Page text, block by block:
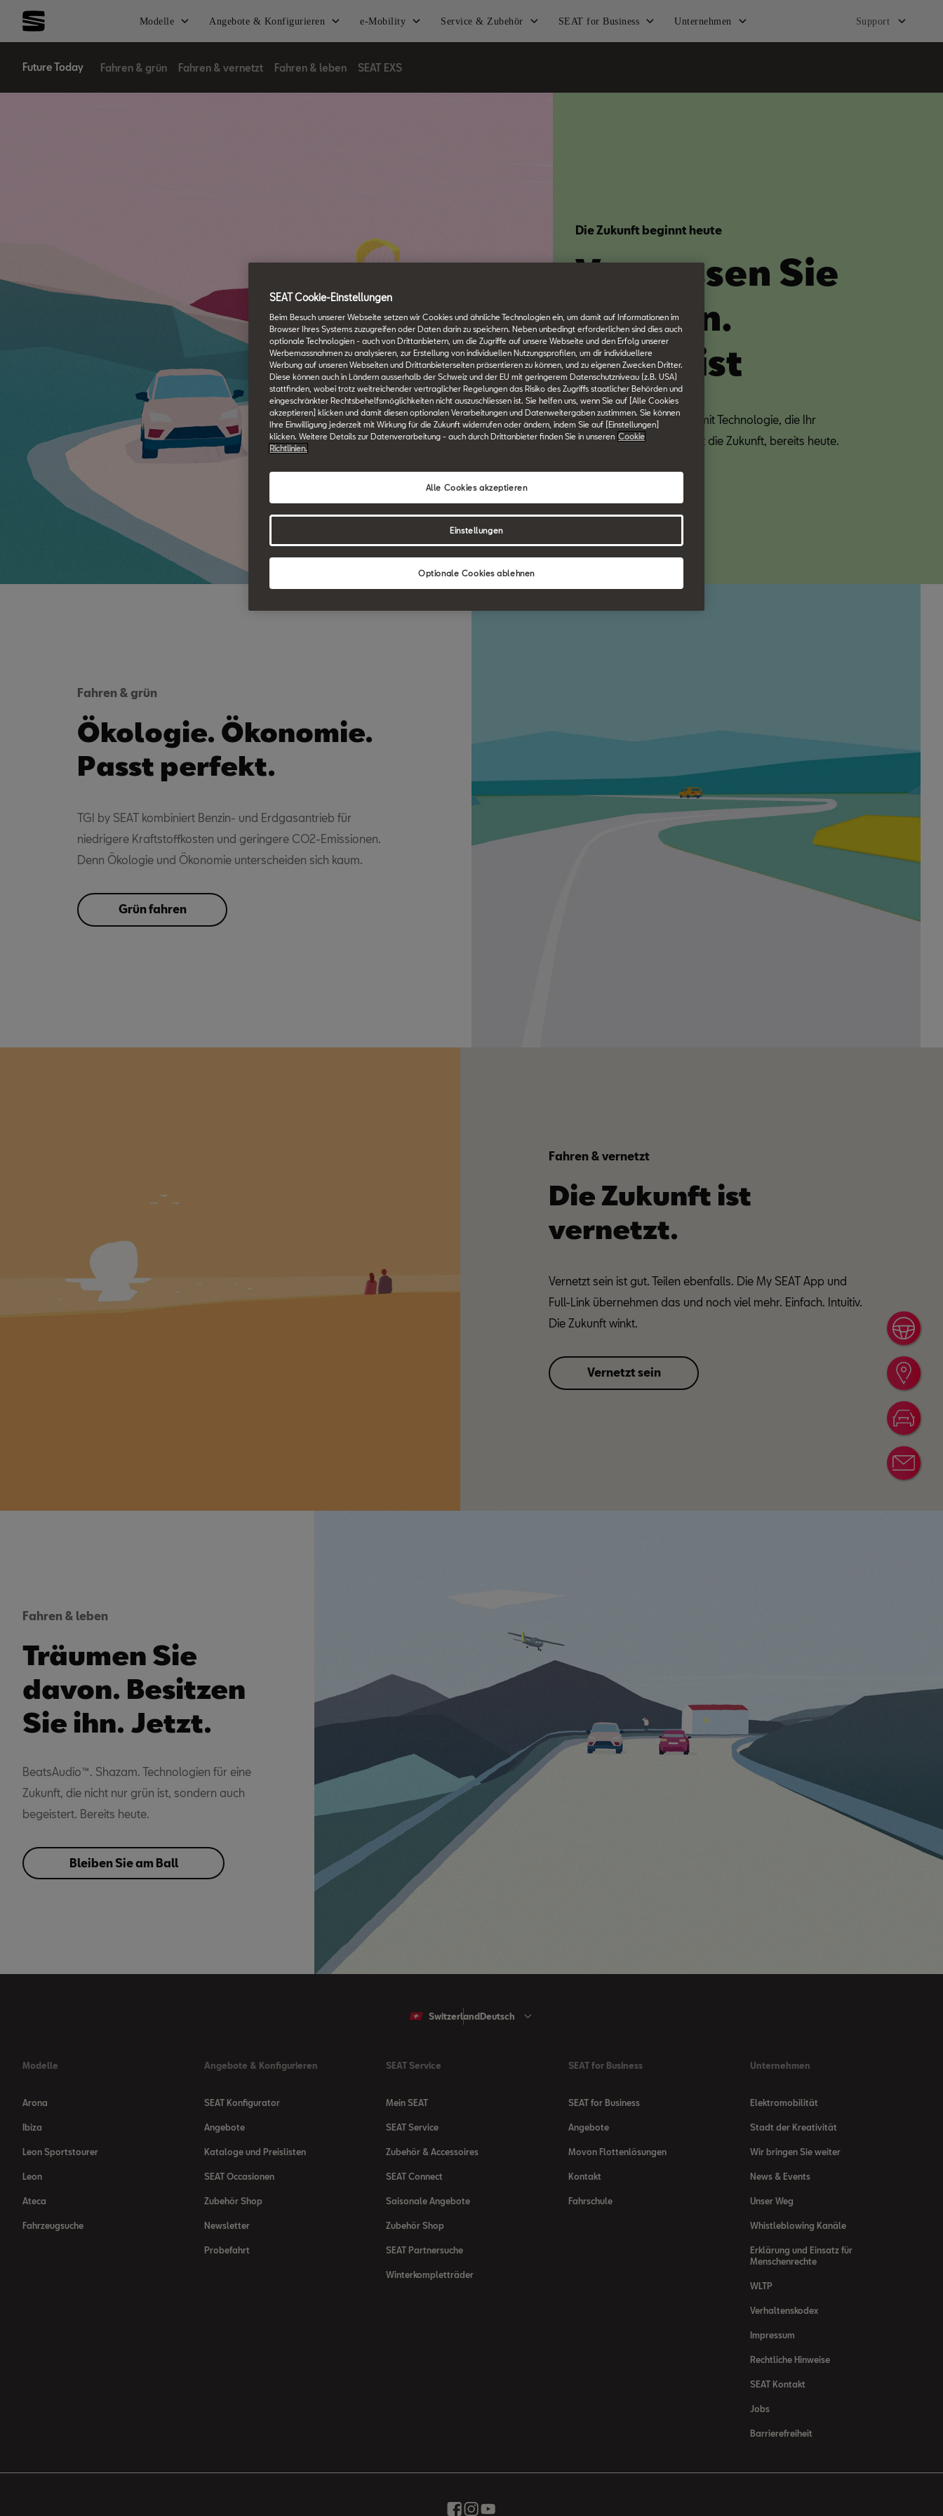
Modelle Angebote & Konfigurieren e-Mobility Service & Zubehör SEAT for Business Unternehmen Support
Future Today Fahren & grün Fahren & vernetzt Fahren & leben SEAT EXS
Die Zukunft beginnt heute
Vergessen Sie
morgen.
Heute ist
heute.
Wahrer Wandel beginnt mit Technologie, die Ihr
Leben verbessert. Das ist die Zukunft, bereits heute.
Fahren & grün
Ökologie. Ökonomie.
Passt perfekt.
TGI by SEAT kombiniert Benzin- und Erdgasantrieb für
niedrigere Kraftstoffkosten und geringere CO2-Emissionen.
Denn Ökologie und Ökonomie unterscheiden sich kaum.
Grün fahren
Fahren & vernetzt
Die Zukunft ist
vernetzt.
Vernetzt sein ist gut. Teilen ebenfalls. Die My SEAT App und
Full-Link übernehmen das und noch viel mehr. Einfach. Intuitiv.
Die Zukunft winkt.
Vernetzt sein
Fahren & leben
Träumen Sie
davon. Besitzen
Sie ihn. Jetzt.
BeatsAudio™. Shazam. Technologien für eine
Zukunft, die nicht nur grün ist, sondern auch
begeistert. Bereits heute.
Bleiben Sie am Ball
Switzerland Deutsch
Modelle
Arona
Ibiza
Leon Sportstourer
Leon
Ateca
Fahrzeugsuche
Angebote & Konfigurieren
SEAT Konfigurator
Angebote
Kataloge und Preislisten
SEAT Occasionen
Zubehör Shop
Newsletter
Probefahrt
SEAT Service
Mein SEAT
SEAT Service
Zubehör & Accessoires
SEAT Connect
Saisonale Angebote
Zubehör Shop
SEAT Partnersuche
Winterkompletträder
SEAT for Business
SEAT for Business
Angebote
Movon Flottenlösungen
Kontakt
Fahrschule
Unternehmen
Elektromobilität
Stadt der Kreativität
Wir bringen Sie weiter
News & Events
Unser Weg
Whistleblowing Kanäle
Erklärung und Einsatz für
Menschenrechte
WLTP
Verhaltenskodex
Impressum
Rechtliche Hinweise
SEAT Kontakt
Jobs
Barrierefreiheit
SEAT Cookie-Einstellungen
Beim Besuch unserer Webseite setzen wir Cookies und ähnliche Technologien ein, um damit auf Informationen im
Browser Ihres Systems zuzugreifen oder Daten darin zu speichern. Neben unbedingt erforderlichen sind dies auch
optionale Technologien - auch von Drittanbietern, um die Zugriffe auf unsere Webseite und den Erfolg unserer
Werbemassnahmen zu analysieren, zur Erstellung von individuellen Nutzungsprofilen, um dir individuellere
Werbung auf unseren Webseiten und Drittanbieterseiten präsentieren zu können, und zu eigenen Zwecken Dritter.
Diese können auch in Ländern ausserhalb der Schweiz und der EU mit geringerem Datenschutzniveau (z.B. USA)
stattfinden, wobei trotz weitreichender vertraglicher Regelungen das Risiko des Zugriffs staatlicher Behörden und
eingeschränkter Rechtsbehelfsmöglichkeiten nicht auszuschliessen ist. Sie helfen uns, wenn Sie auf [Alle Cookies
akzeptieren] klicken und damit diesen optionalen Verarbeitungen und Datenweitergaben zustimmen. Sie können
Ihre Einwilligung jederzeit mit Wirkung für die Zukunft widerrufen oder ändern, indem Sie auf [Einstellungen]
klicken. Weitere Details zur Datenverarbeitung - auch durch Drittanbieter finden Sie in unseren Cookie
Richtlinien.
Optionale Cookies ablehnen
Alle Cookies akzeptieren
Einstellungen